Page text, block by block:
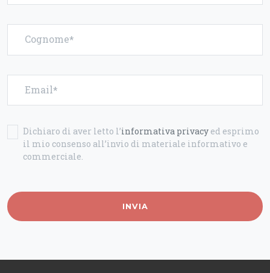
Cognome
Email
Dichiaro di aver letto l’informativa privacy ed esprimo
il mio consenso all’invio di materiale informativo e
commerciale.
INVIA